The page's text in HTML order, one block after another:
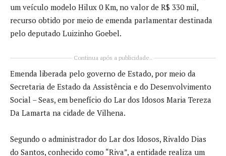
um veículo modelo Hilux 0 Km, no valor de R$ 330 mil,
recurso obtido por meio de emenda parlamentar destinada
pelo deputado Luizinho Goebel.
Continua após a publicidade..
Emenda liberada pelo governo de Estado, por meio da
Secretaria de Estado da Assistência e do Desenvolvimento
Social – Seas, em benefício do Lar dos Idosos Maria Tereza
Da Lamarta na cidade de Vilhena.
Segundo o administrador do Lar dos Idosos, Rivaldo Dias
do Santos, conhecido como “Riva”, a entidade realiza um